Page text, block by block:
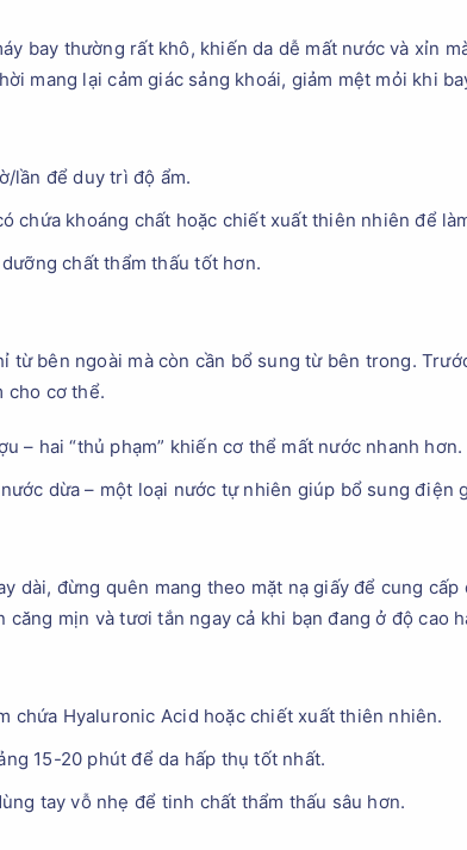
bay thường rất khô, khiến da dễ mất nước và xỉn
mang lại cảm giác sảng khoái, giảm mệt mỏi khi
lần để duy trì độ ẩm.
chứa khoáng chất hoặc chiết xuất thiên nhiên để
chất thẩm thấu tốt hơn.
từ bên ngoài mà còn cần bổ sung từ bên trong.
cho cơ thể.
– hai “thủ phạm” khiến cơ thể mất nước nhanh hơn.
dừa – một loại nước tự nhiên giúp bổ sung điện
dài, đừng quên mang theo mặt nạ giấy để cung
căng mịn và tươi tắn ngay cả khi bạn đang ở độ cao
chứa Hyaluronic Acid hoặc chiết xuất thiên nhiên.
15-20 phút để da hấp thụ tốt nhất.
tay vỗ nhẹ để tinh chất thẩm thấu sâu hơn.